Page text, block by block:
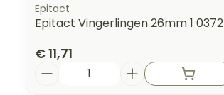
Epitact
Epitact Vingerlingen 26mm 1 0372
€ 11,71